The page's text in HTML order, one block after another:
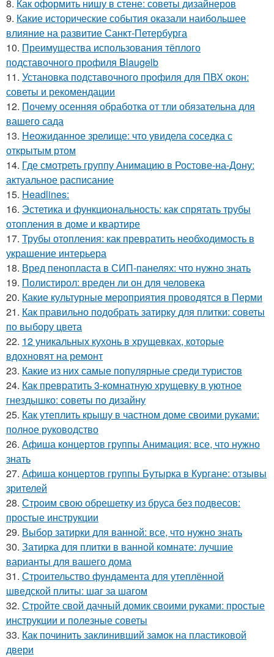
8. Как оформить нишу в стене: советы дизайнеров
9. Какие исторические события оказали наибольшее
влияние на развитие Санкт-Петербурга
10. Преимущества использования тёплого
подставочного профиля Blaugelb
11. Установка подставочного профиля для ПВХ окон:
советы и рекомендации
12. Почему осенняя обработка от тли обязательна для
вашего сада
13. Неожиданное зрелище: что увидела соседка с
открытым ртом
14. Где смотреть группу Анимацию в Ростове-на-Дону:
актуальное расписание
15. Headlines:
16. Эстетика и функциональность: как спрятать трубы
отопления в доме и квартире
17. Трубы отопления: как превратить необходимость в
украшение интерьера
18. Вред пенопласта в СИП-панелях: что нужно знать
19. Полистирол: вреден ли он для человека
20. Какие культурные мероприятия проводятся в Перми
21. Как правильно подобрать затирку для плитки: советы
по выбору цвета
22. 12 уникальных кухонь в хрущевках, которые
вдохновят на ремонт
23. Какие из них самые популярные среди туристов
24. Как превратить 3-комнатную хрущевку в уютное
гнездышко: советы по дизайну
25. Как утеплить крышу в частном доме своими руками:
полное руководство
26. Афиша концертов группы Анимация: все, что нужно
знать
27. Афиша концертов группы Бутырка в Кургане: отзывы
зрителей
28. Строим свою обрешетку из бруса без подвесов:
простые инструкции
29. Выбор затирки для ванной: все, что нужно знать
30. Затирка для плитки в ванной комнате: лучшие
варианты для вашего дома
31. Строительство фундамента для утеплённой
шведской плиты: шаг за шагом
32. Стройте свой дачный домик своими руками: простые
инструкции и полезные советы
33. Как починить заклинивший замок на пластиковой
двери